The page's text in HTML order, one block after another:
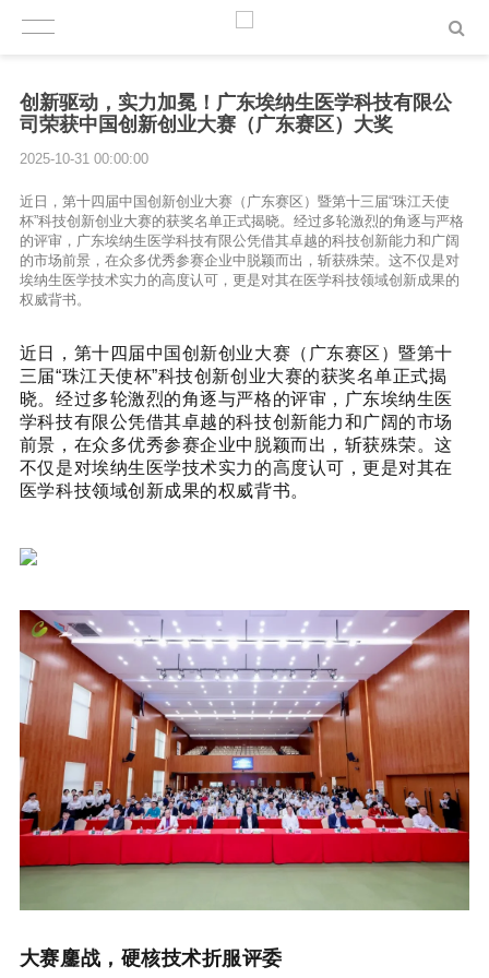
创新驱动，实力加冕！广东埃纳生医学科技有限公
司荣获中国创新创业大赛（广东赛区）大奖
2025-10-31 00:00:00
近日，第十四届中国创新创业大赛（广东赛区）暨第十三届“珠江天使
杯”科技创新创业大赛的获奖名单正式揭晓。经过多轮激烈的角逐与严格
的评审，广东埃纳生医学科技有限公凭借其卓越的科技创新能力和广阔
的市场前景，在众多优秀参赛企业中脱颖而出，斩获殊荣。这不仅是对
埃纳生医学技术实力的高度认可，更是对其在医学科技领域创新成果的
权威背书。
近日，第十四届中国创新创业大赛（广东赛区）暨第十
三届“珠江天使杯”科技创新创业大赛的获奖名单正式揭
晓。经过多轮激烈的角逐与严格的评审，广东埃纳生医
学科技有限公凭借其卓越的科技创新能力和广阔的市场
前景，在众多优秀参赛企业中脱颖而出，斩获殊荣。这
不仅是对埃纳生医学技术实力的高度认可，更是对其在
医学科技领域创新成果的权威背书。
大赛鏖战，硬核技术折服评委